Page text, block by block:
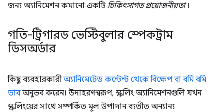
জন্য অ্যানিমেশন কমানো একটি চিকিৎসাগত প্রয়োজনীয়তা।
গতি-ট্রিগারড ভেস্টিবুলার স্পেকট্রাম
ডিসঅর্ডার
কিছু ব্যবহারকারীঅ্যানিমেটেড কন্টেন্ট থেকে বিক্ষেপ বা বমি বমি
ভাবঅনুভব করেন। উদাহরণস্বরূপ, স্ক্রলিং অ্যানিমেশনগুলি যখন
স্ক্রলিংয়ের সাথে সম্পর্কিত মূল উপাদান ব্যতীত অন্যান্য